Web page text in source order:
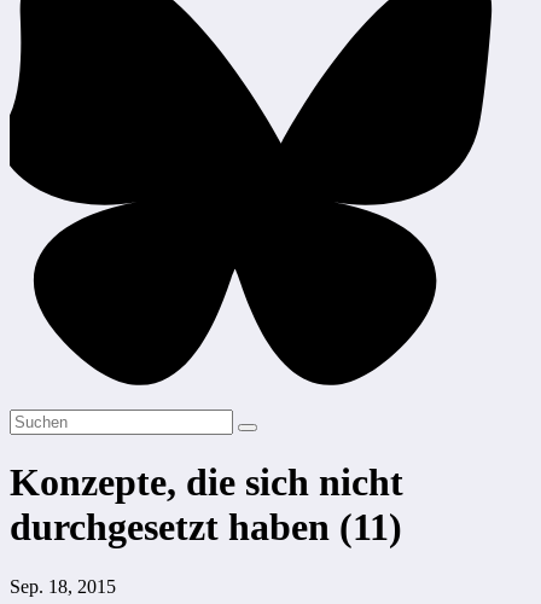
Konzepte, die sich nicht
durchgesetzt haben (11)
Sep. 18, 2015